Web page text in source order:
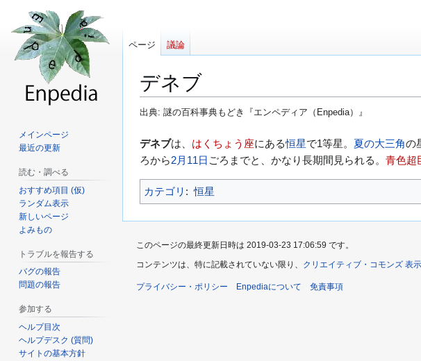
デネブ
出典: 謎の百科事典もどき『エンペディア（Enpedia）』
ナ
ビ
ー
ン
に
動
検
索
移
デネブは、 はくちょう座にある恒星で1等星。 夏の大三角の
ろから2月11日 ごろまでと、かなり長期間見られる。 青色超
カテゴリ : 恒星
ページ 議論
メインページ
最近の更新
読む・調べる
おすすめ項目 (仮)
ランダム表示
新しいページ
よみもの
トラブルを報告する
バグの報告
問題の報告
参加する
ヘルプ目次
ヘルプデスク (質問)
サイトの基本方針
このページの最終更新日時は 2019-03-23 17:06:59 です。
コンテンツは、特に記載されていない限り、 クリエイティブ・コモンズ 表
プライバシー・ポリシー Enpediaについて 免責事項